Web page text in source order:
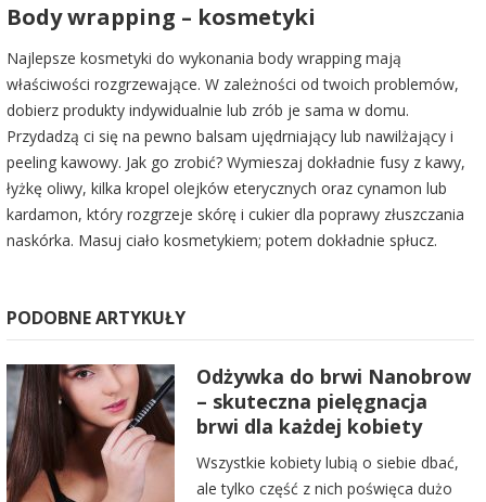
Body wrapping – kosmetyki
Najlepsze kosmetyki do wykonania body wrapping mają
właściwości rozgrzewające. W zależności od twoich problemów,
dobierz produkty indywidualnie lub zrób je sama w domu.
Przydadzą ci się na pewno balsam ujędrniający lub nawilżający i
peeling kawowy. Jak go zrobić? Wymieszaj dokładnie fusy z kawy,
łyżkę oliwy, kilka kropel olejków eterycznych oraz cynamon lub
kardamon, który rozgrzeje skórę i cukier dla poprawy złuszczania
naskórka. Masuj ciało kosmetykiem; potem dokładnie spłucz.
PODOBNE ARTYKUŁY
Odżywka do brwi Nanobrow
– skuteczna pielęgnacja
brwi dla każdej kobiety
Wszystkie kobiety lubią o siebie dbać,
ale tylko część z nich poświęca dużo